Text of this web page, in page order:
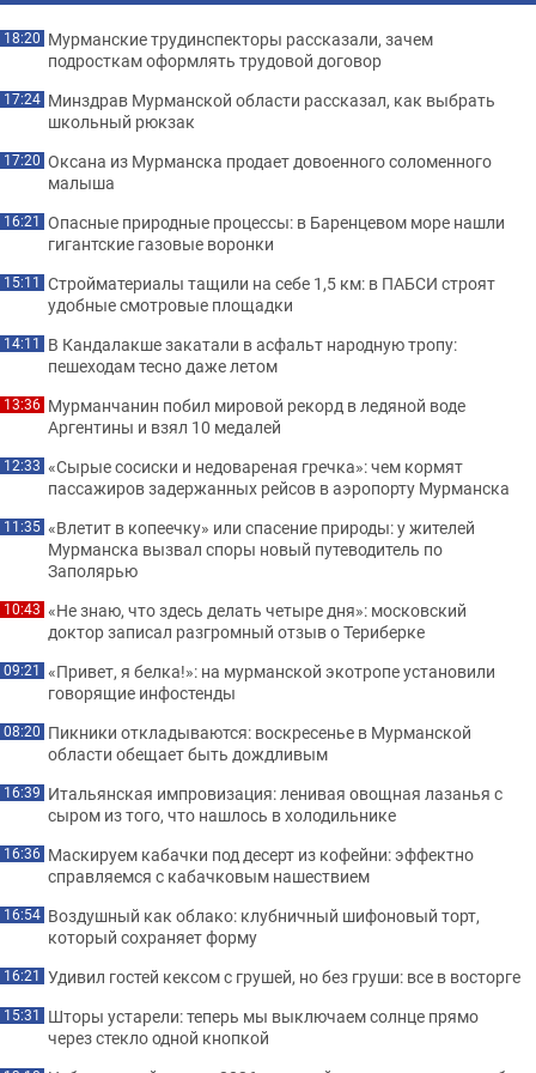
18:20 Мурманские трудинспекторы рассказали, зачем
подросткам оформлять трудовой договор
17:24 Минздрав Мурманской области рассказал, как выбрать
школьный рюкзак
17:20 Оксана из Мурманска продает довоенного соломенного
малыша
16:21 Опасные природные процессы: в Баренцевом море нашли
гигантские газовые воронки
15:11 Стройматериалы тащили на себе 1,5 км: в ПАБСИ строят
удобные смотровые площадки
14:11 В Кандалакше закатали в асфальт народную тропу:
пешеходам тесно даже летом
13:36 Мурманчанин побил мировой рекорд в ледяной воде
Аргентины и взял 10 медалей
12:33 «Сырые сосиски и недовареная гречка»: чем кормят
пассажиров задержанных рейсов в аэропорту Мурманска
11:35 «Влетит в копеечку» или спасение природы: у жителей
Мурманска вызвал споры новый путеводитель по
Заполярью
10:43 «Не знаю, что здесь делать четыре дня»: московский
доктор записал разгромный отзыв о Териберке
09:21 «Привет, я белка!»: на мурманской экотропе установили
говорящие инфостенды
08:20 Пикники откладываются: воскресенье в Мурманской
области обещает быть дождливым
16:39 Итальянская импровизация: ленивая овощная лазанья с
сыром из того, что нашлось в холодильнике
16:36 Маскируем кабачки под десерт из кофейни: эффектно
справляемся с кабачковым нашествием
16:54 Воздушный как облако: клубничный шифоновый торт,
который сохраняет форму
16:21 Удивил гостей кексом с грушей, но без груши: все в восторге
15:31 Шторы устарели: теперь мы выключаем солнце прямо
через стекло одной кнопкой